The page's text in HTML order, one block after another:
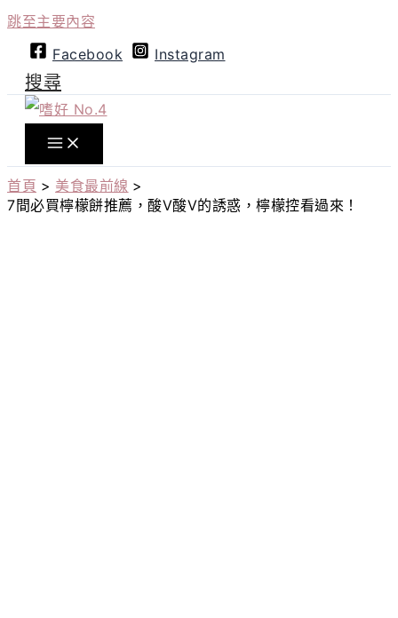
跳至主要內容
Facebook
Instagram
搜尋
首頁
美食最前線
7間必買檸檬餅推薦，酸V酸V的誘惑，檸檬控看過來！